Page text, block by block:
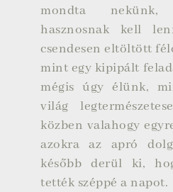
mondta
hasznosnak kell
csendesen eltöltött
mint egy kipipált
mégis úgy élünk,
világ
közben valahogy
azokra az apró
később derül ki,
tették széppé a napot.